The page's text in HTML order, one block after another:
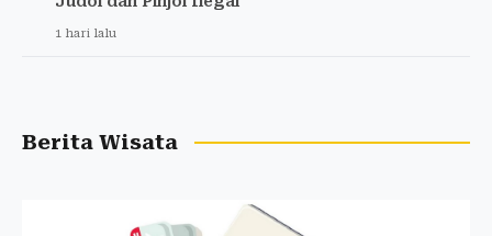
1 hari lalu
Berita Wisata